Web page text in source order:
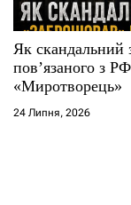
Як скандальний
повʼязаного з
«Миротворець»
24 Липня, 2026